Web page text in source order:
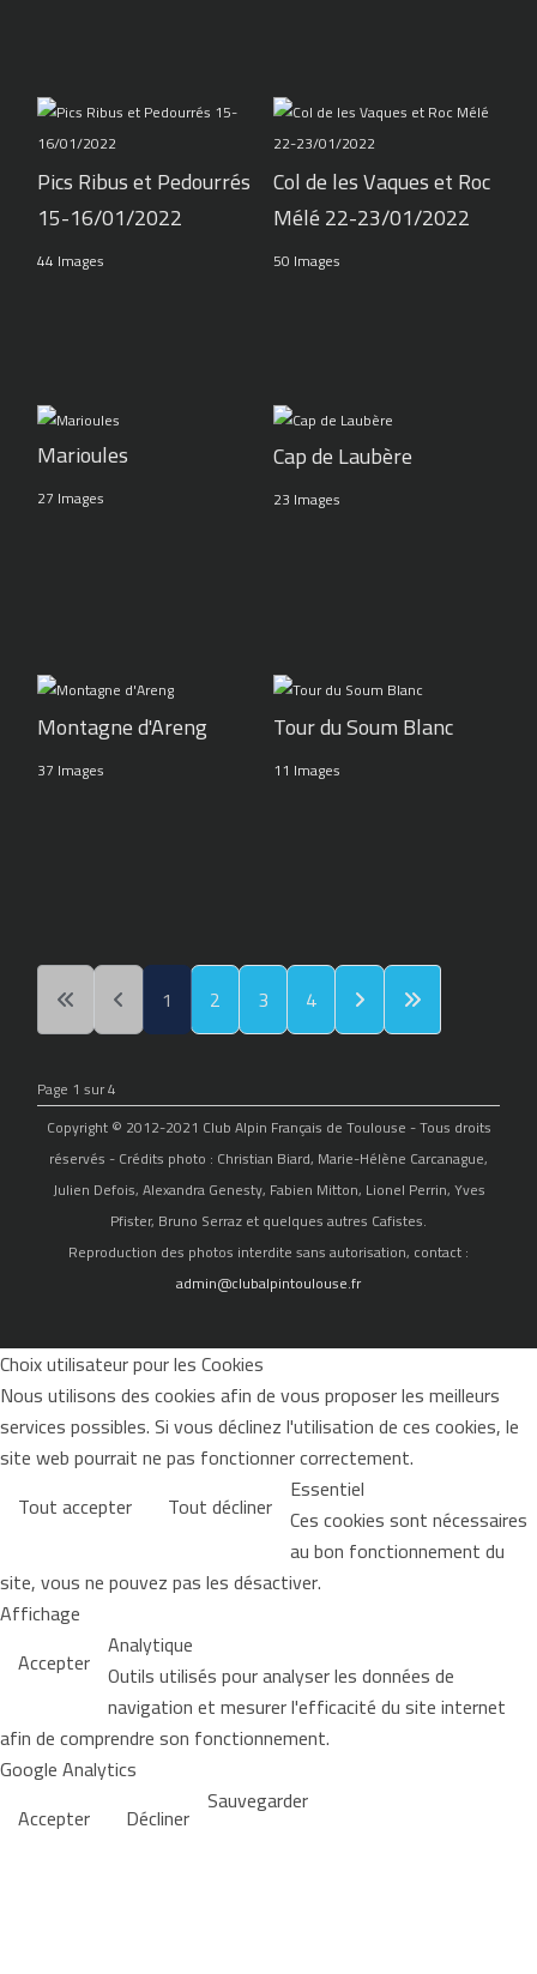
Pics Ribus et Pedourrés
15-16/01/2022
44 Images
Col de les Vaques et Roc
Mélé 22-23/01/2022
50 Images
Marioules
27 Images
Cap de Laubère
23 Images
Montagne d'Areng
37 Images
Tour du Soum Blanc
11 Images
1 2 3 4
Page 1 sur 4
Copyright © 2012-2021 Club Alpin Français de Toulouse - Tous droits
réservés - Crédits photo : Christian Biard, Marie-Hélène Carcanague,
Julien Defois, Alexandra Genesty, Fabien Mitton, Lionel Perrin, Yves
Pfister, Bruno Serraz et quelques autres Cafistes.
Reproduction des photos interdite sans autorisation, contact :
admin@clubalpintoulouse.fr
Choix utilisateur pour les Cookies
Nous utilisons des cookies afin de vous proposer les meilleurs
services possibles. Si vous déclinez l'utilisation de ces cookies, le
site web pourrait ne pas fonctionner correctement.
Tout accepter
Tout décliner Essentiel
Ces cookies sont nécessaires
au bon fonctionnement du
site, vous ne pouvez pas les désactiver.
Affichage
Accepter Analytique
Outils utilisés pour analyser les données de
navigation et mesurer l'efficacité du site internet
afin de comprendre son fonctionnement.
Google Analytics
Accepter
Décliner Sauvegarder